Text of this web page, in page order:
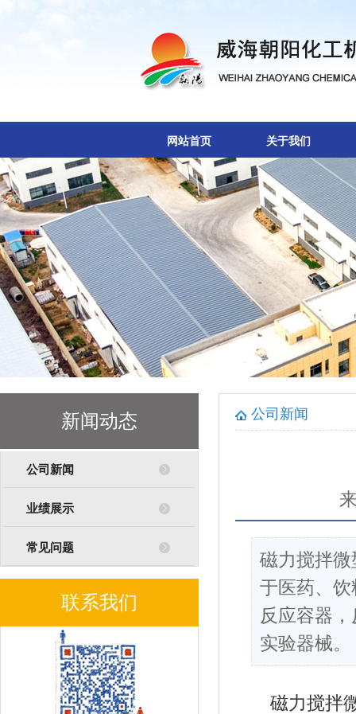
网站首页 关于我们
新闻动态
公司新闻
业绩展示
常见问题
联系我们
公司新闻
磁力搅拌
于医药、
反应容器
实验器械。
磁力搅拌